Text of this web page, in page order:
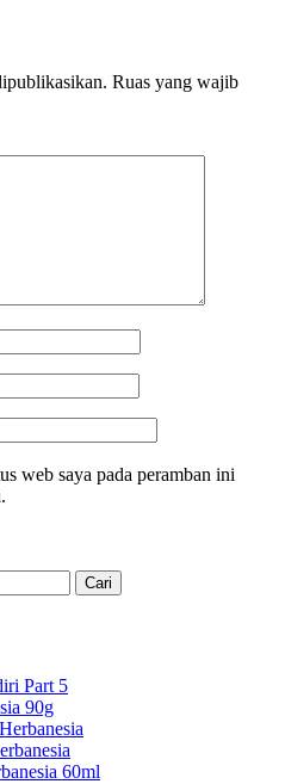
Ruas yang wajib
web saya pada peramban ini
Part 5
90g
60ml